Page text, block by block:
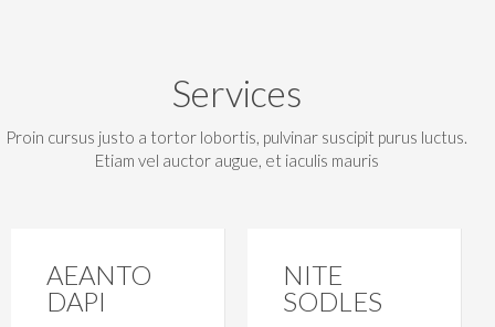
Services
Proin cursus justo a tortor lobortis, pulvinar suscipit purus luctus.
Etiam vel auctor augue, et iaculis mauris
AEANTO
DAPI
NITE
SODLES